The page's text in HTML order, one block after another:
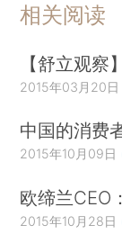
相关阅读
【舒立观察
2015年03月20日
中国的消费
2015年10月09日
欧缔兰CEO
2015年10月28日